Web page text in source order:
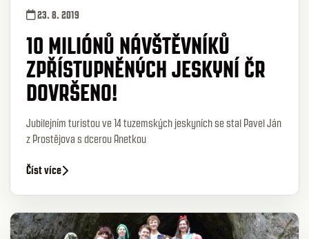
23. 8. 2019
10 MILIÓNŮ NÁVŠTĚVNÍKŮ
ZPŘÍSTUPNĚNÝCH JESKYNÍ ČR
DOVRŠENO!
Jubilejním turistou ve 14 tuzemských jeskyních se stal Pavel Ján
z Prostějova s dcerou Anetkou
Číst více